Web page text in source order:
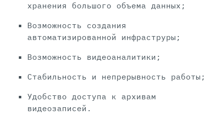
хранения большого объема данных;
Возможность создания
автоматизированной инфраструры;
Возможность видеоаналитики;
Стабильность и непрерывность работы;
Удобство доступа к архивам
видеозаписей.